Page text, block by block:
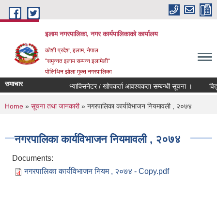
Skip to main content
इलाम नगरपालिका, नगर कार्यपालिकाको कार्यालय
कोशी प्रदेश, इलाम, नेपाल
"समुन्नत इलाम सम्पन्न इलामेली"
पोलिथिन झोला मुक्त नगरपालिका
समाचार भ्याक्सिनेटर / खोपकर्ता आवश्यकता सम्बन्धी सूचना ।
You are here
Home » सूचना तथा जानकारी» नगरपालिका कार्यविभाजन नियमावली , २०७४
नगरपालिका कार्यविभाजन नियमावली , २०७४
Documents:
नगरपालिका कार्यविभाजन नियम , २०७४ - Copy.pdf